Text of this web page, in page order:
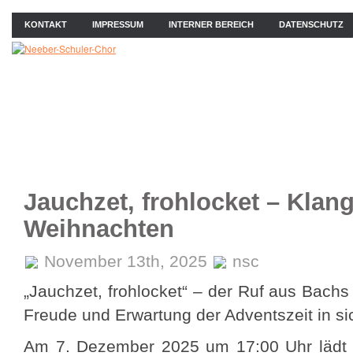
KONTAKT IMPRESSUM INTERNER BEREICH DATENSCHUTZ
Jauchzet, frohlocket –
Weihnachten
November 13th, 2025
nsc
„Jauchzet, frohlocket“ – der Ruf aus
Freude und Erwartung der Adventszeit in
Am 7. Dezember 2025 um 17:00 Uhr lädt